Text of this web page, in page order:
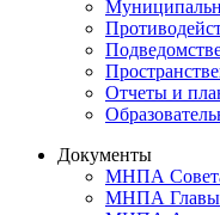
Отчеты и
Документы
МНПА Совета
МНПА Главы